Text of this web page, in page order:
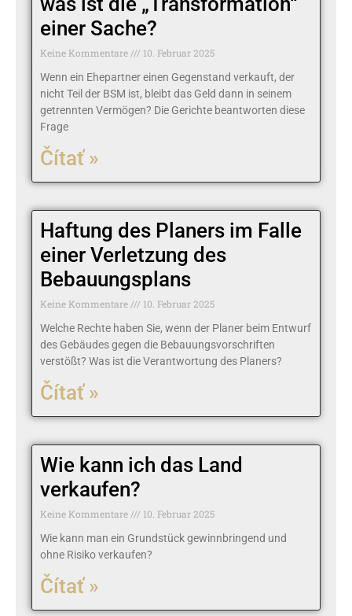
einer Sache?
Keine Kommentare
10. Februar 2025
Wenn ein Ehepartner einen Gegenstand verkauft, der
nicht Teil der BSM ist, bleibt das Geld dann in seinem
getrennten Vermögen? Die Gerichte beantworten diese
Frage
Čítať »
Haftung des Planers im Falle
einer Verletzung des
Bebauungsplans
Keine Kommentare
10. Februar 2025
Welche Rechte haben Sie, wenn der Planer beim Entwurf
des Gebäudes gegen die Bebauungsvorschriften
verstößt? Was ist die Verantwortung des Planers?
Čítať »
Wie kann ich das Land
verkaufen?
Keine Kommentare
10. Februar 2025
Wie kann man ein Grundstück gewinnbringend und
ohne Risiko verkaufen?
Čítať »